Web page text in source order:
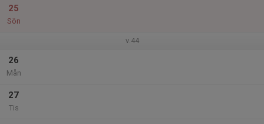
25
Sön
v.44
26
Mån
27
Tis